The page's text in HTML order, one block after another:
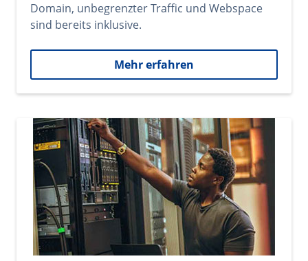
Domain, unbegrenzter Traffic und Webspace
sind bereits inklusive.
Mehr erfahren